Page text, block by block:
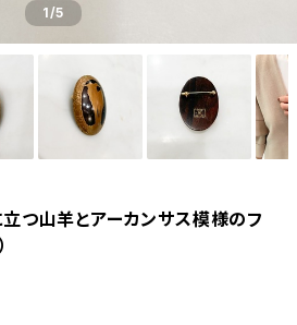
1/5
つ山羊とアーカンサス模様のフ